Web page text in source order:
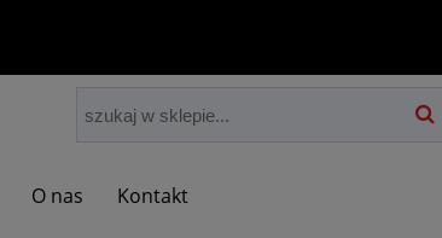
O nas Kontakt